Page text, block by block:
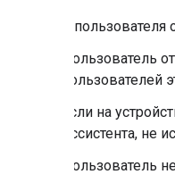
У
Пользователь
Если на
Ассистента, не
Пользователь